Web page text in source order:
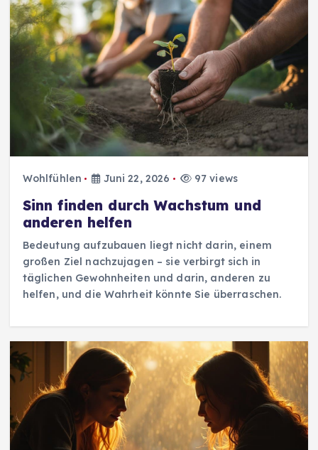
Wohlfühlen Juni 22, 2026 97 views
Sinn finden durch Wachstum und
anderen helfen
Bedeutung aufzubauen liegt nicht darin, einem
großen Ziel nachzujagen – sie verbirgt sich in
täglichen Gewohnheiten und darin, anderen zu
helfen, und die Wahrheit könnte Sie überraschen.